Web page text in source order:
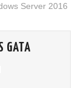
Server 2016
GATA